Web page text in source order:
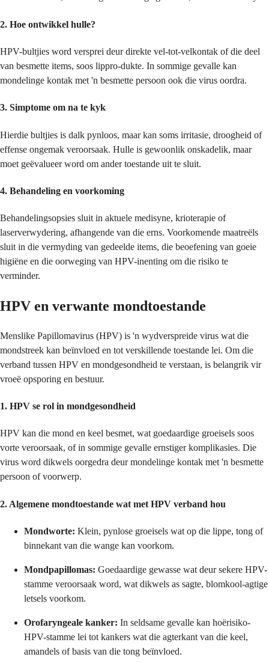
2. Hoe ontwikkel hulle?
HPV-bultjies word versprei deur direkte vel-tot-velkontak of die deel
van besmette items, soos lippro-dukte. In sommige gevalle kan
mondelinge kontak met 'n besmette persoon ook die virus oordra.
3. Simptome om na te kyk
Hierdie bultjies is dalk pynloos, maar kan soms irritasie, droogheid of
effense ongemak veroorsaak. Hulle is gewoonlik onskadelik, maar
moet geëvalueer word om ander toestande uit te sluit.
4. Behandeling en voorkoming
Behandelingsopsies sluit in aktuele medisyne, krioterapie of
laserverwydering, afhangende van die erns. Voorkomende maatreëls
sluit in die vermyding van gedeelde items, die beoefening van goeie
higiëne en die oorweging van HPV-inenting om die risiko te
verminder.
HPV en verwante mondtoestande
Menslike Papillomavirus (HPV) is 'n wydverspreide virus wat die
mondstreek kan beïnvloed en tot verskillende toestande lei. Om die
verband tussen HPV en mondgesondheid te verstaan, is belangrik vir
vroeë opsporing en bestuur.
1. HPV se rol in mondgesondheid
HPV kan die mond en keel besmet, wat goedaardige groeisels soos
vorte veroorsaak, of in sommige gevalle ernstiger komplikasies. Die
virus word dikwels oorgedra deur mondelinge kontak met 'n besmette
persoon of voorwerp.
2. Algemene mondtoestande wat met HPV verband hou
Mondworte: Klein, pynlose groeisels wat op die lippe, tong of
binnekant van die wange kan voorkom.
Mondpapillomas: Goedaardige gewasse wat deur sekere HPV-
stamme veroorsaak word, wat dikwels as sagte, blomkool-agtige
letsels voorkom.
Orofaryngeale kanker: In seldsame gevalle kan hoërisiko-
HPV-stamme lei tot kankers wat die agterkant van die keel,
amandels of basis van die tong beïnvloed.